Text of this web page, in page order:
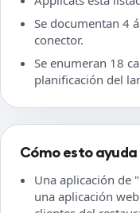
Se documentan 4
conector.
Se enumeran 18
planificación del
Cómo esto
Una aplicación de
una aplicación